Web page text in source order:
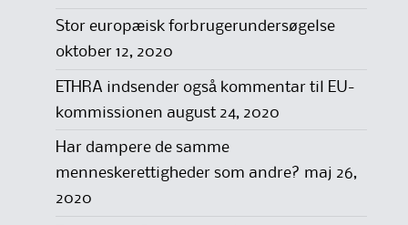
Stor europæisk forbrugerundersøgelse
oktober 12, 2020
ETHRA indsender også kommentar til EU-
kommissionen august 24, 2020
Har dampere de samme
menneskerettigheder som andre? maj 26,
2020